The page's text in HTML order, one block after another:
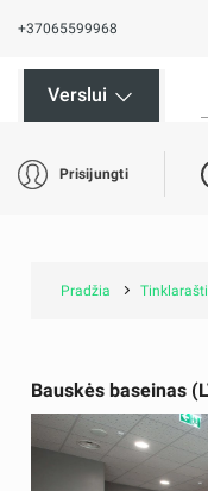
+37065599968
Verslui
Prisijungti
Pradžia
Bauskės baseinas